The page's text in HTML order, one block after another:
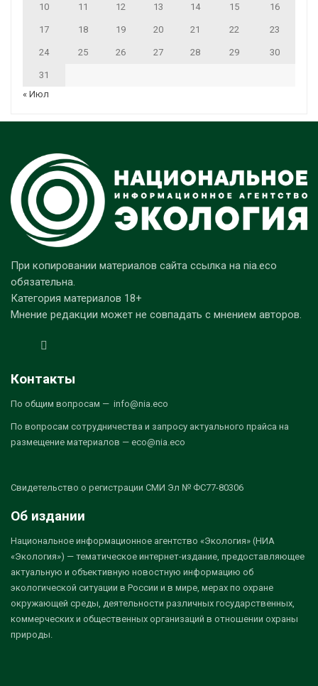
10 11 12 13 14 15 16
17 18 19 20 21 22 23
24 25 26 27 28 29 30
31
« Июл
При копировании материалов сайта ссылка на nia.eco
обязательна.
Категория материалов 18+
Мнение редакции может не совпадать с мнением авторов.
Контакты
По общим вопросам — info@nia.eco
По вопросам сотрудничества и запросу актуального прайса на
размещение материалов — eco@nia.eco
Свидетельство о регистрации СМИ Эл № ФС77-80306
Об издании
Национальное информационное агентство «Экология» (НИА
«Экология») — тематическое интернет-издание, предоставляющее
актуальную и объективную новостную информацию об
экологической ситуации в России и в мире, мерах по охране
окружающей среды, деятельности различных государственных,
коммерческих и общественных организаций в отношении охраны
природы.